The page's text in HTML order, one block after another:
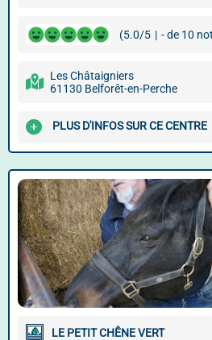
(5.0/5 | - de 10
Les Châtaigniers
61130 Belforêt-en-Perche
PLUS D'INFOS SUR CE CENTRE
LE PETIT CHÊNE VERT